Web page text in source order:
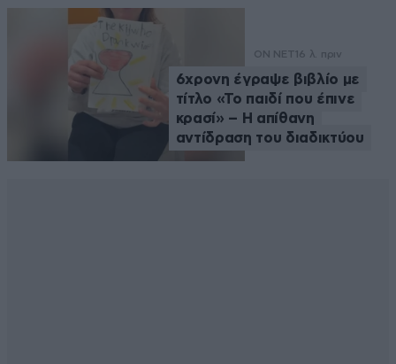
ON NET 16 λ. πριν
6χρονη έγραψε βιβλίο με
τίτλο «Το παιδί που έπινε
κρασί» – Η απίθανη
αντίδραση του διαδικτύου